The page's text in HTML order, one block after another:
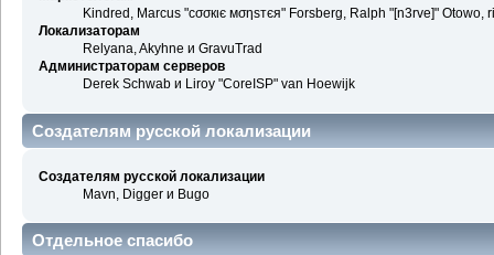
Kindred, Marcus "cσσкιє мσηѕтєя" Forsberg, Ralph "[n3rve]" Otowo,
Локализаторам
Relyana, Akyhne и GravuTrad
Администраторам серверов
Derek Schwab и Liroy "CoreISP" van Hoewijk
Создателям русской локализации
Создателям русской локализации
Mavn, Digger и Bugo
Отдельное спасибо